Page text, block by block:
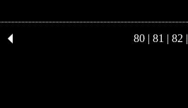
80 | 81 | 82